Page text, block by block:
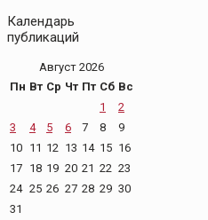
Календарь
публикаций
Август 2026
Пн Вт Ср Чт Пт Сб Вс
1
2
3
4 5 6 7 8
9
10 11 12 13 14 15 16
17 18 19 20 21 22 23
24 25 26 27 28 29 30
31